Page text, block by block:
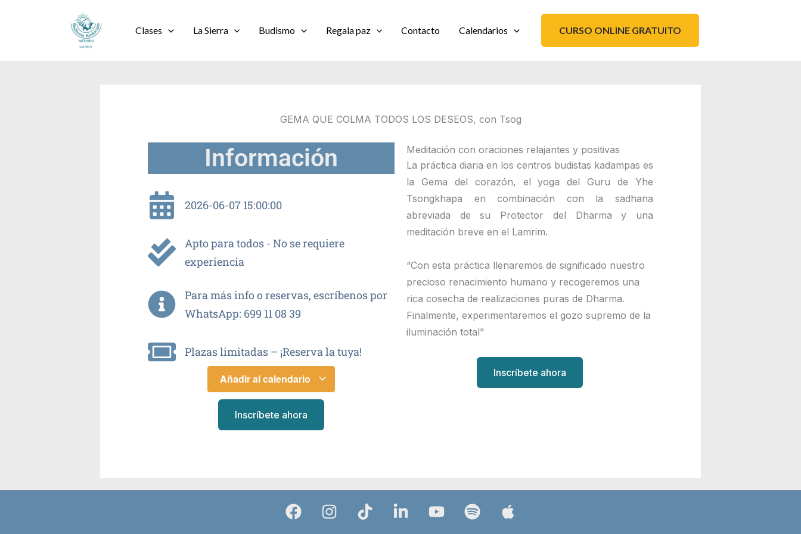
Clases La Sierra Budismo Regala paz Contacto Calendarios CURSO ONLINE GRATUITO
GEMA QUE COLMA TODOS LOS DESEOS, con Tsog
Información
2026-06-07 15:00:00
Apto para todos - No se requiere
experiencia
Para más info o reservas, escríbenos por
WhatsApp: 699 11 08 39
Plazas limitadas – ¡Reserva la tuya!
Añadir al calendario
Inscríbete ahora
Meditación con oraciones relajantes y positivas
La práctica diaria en los centros budistas kadampas es
la Gema del corazón, el yoga del Guru de Yhe
Tsongkhapa en combinación con la sadhana
abreviada de su Protector del Dharma y una
meditación breve en el Lamrim.
“Con esta práctica llenaremos de significado nuestro
precioso renacimiento humano y recogeremos una
rica cosecha de realizaciones puras de Dharma.
Finalmente, experimentaremos el gozo supremo de la
iluminación total”
Inscríbete ahora